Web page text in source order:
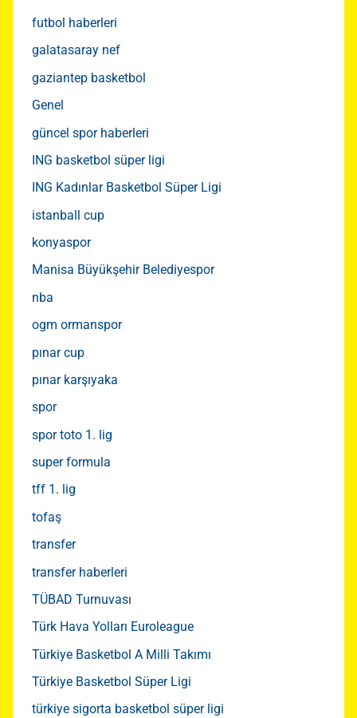
futbol haberleri
galatasaray nef
gaziantep basketbol
Genel
güncel spor haberleri
ING basketbol süper ligi
ING Kadınlar Basketbol Süper Ligi
istanball cup
konyaspor
Manisa Büyükşehir Belediyespor
nba
ogm ormanspor
pınar cup
pınar karşıyaka
spor
spor toto 1. lig
super formula
tff 1. lig
tofaş
transfer
transfer haberleri
TÜBAD Turnuvası
Türk Hava Yolları Euroleague
Türkiye Basketbol A Milli Takımı
Türkiye Basketbol Süper Ligi
türkiye sigorta basketbol süper ligi